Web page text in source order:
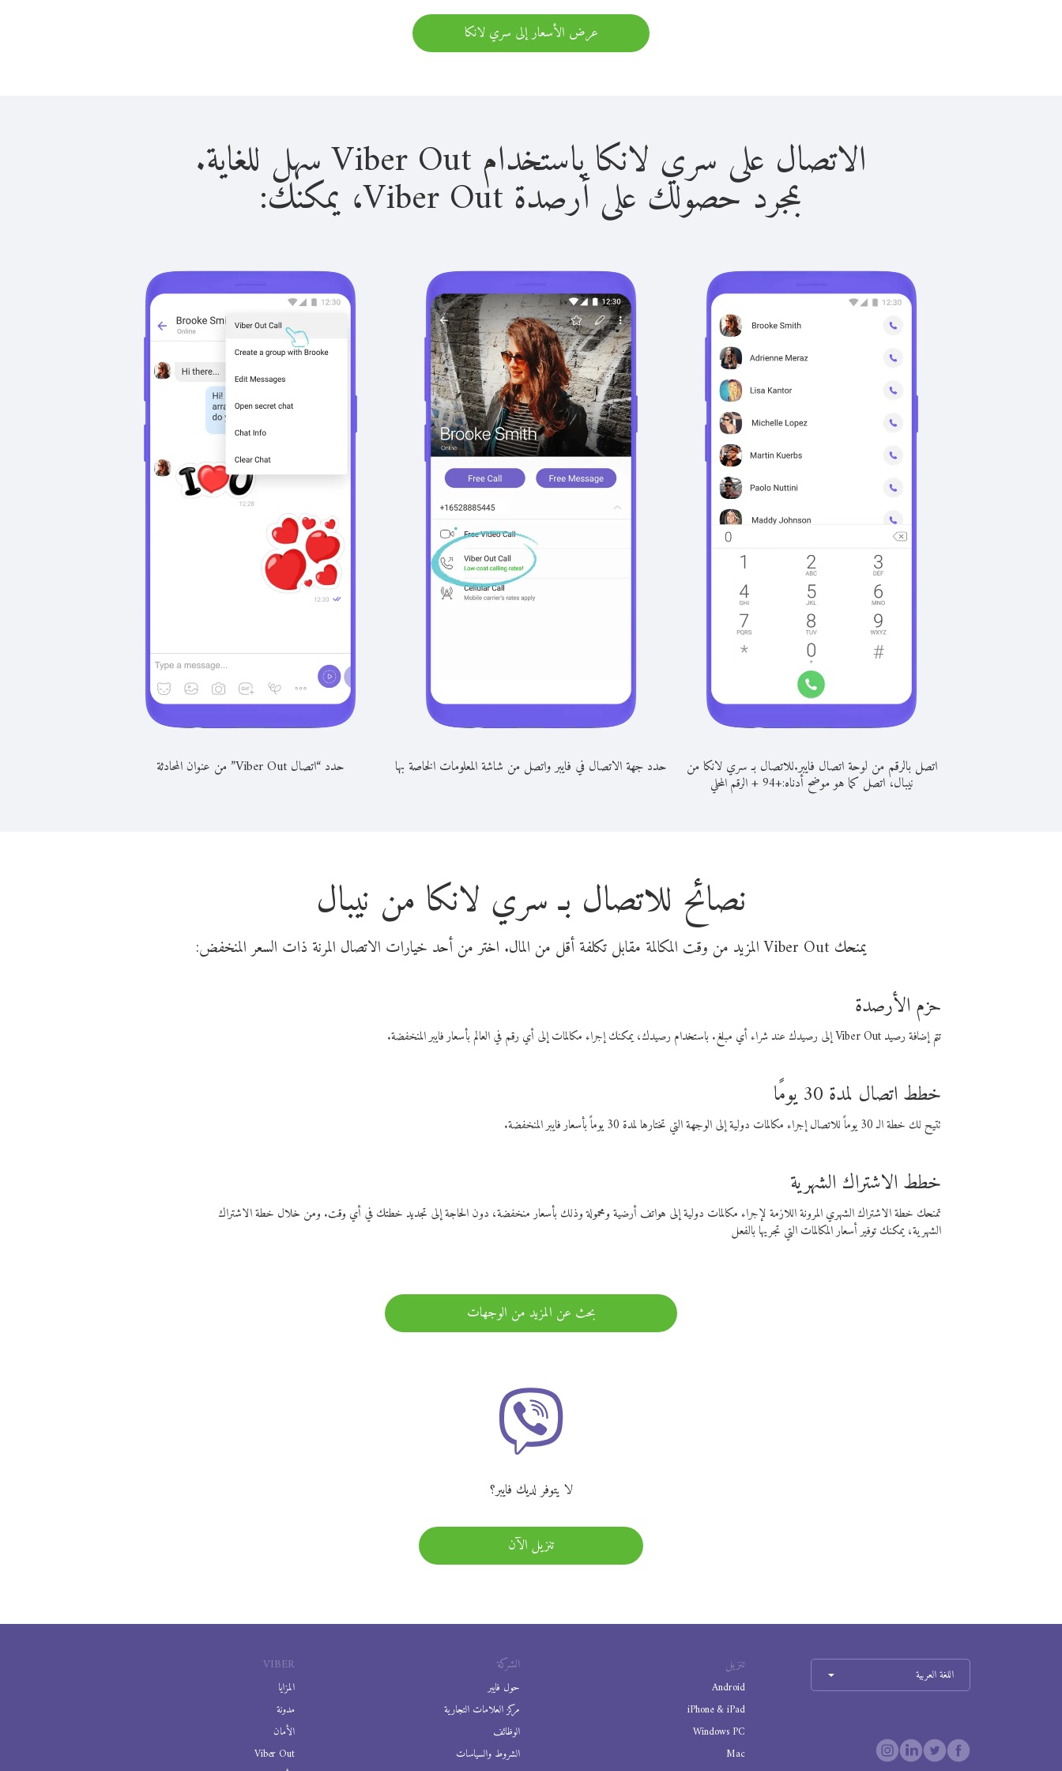
عرض الأسعار إلى سري لانكا
الاتصال على سري لانكا باستخدام Viber Out سهل للغاية.
بمجرد حصولك على أرصدة Viber Out، يمكنك:
اتصل بالرقم من لوحة اتصال فايبر.للاتصال بـ سري لانكا من
نيبال، اتصل كما هو موضح أدناه:+
94
+الرقم المحلي
حدد جهة الاتصال في فايبر واتصل من شاشة المعلومات الخاصة بها حدد “اتصال Viber Out” من عنوان المحادثة
نصائح للاتصال بـ سري لانكا من نيبال
يمنحك Viber Out المزيد من وقت المكالمة مقابل تكلفة أقل من المال. اختر من أحد خيارات الاتصال المرنة ذات السعر المنخفض:
حزم الأرصدة
تتم إضافة رصيد Viber Out إلى رصيدك عند شراء أي مبلغ. باستخدام رصيدك، يمكنك إجراء مكالمات إلى أي رقم في العالم بأسعار فايبر المنخفضة.
خطط اتصال لمدة 30 يومًا
تتيح لك خطة الـ 30 يوماً للاتصال إجراء مكالمات دولية إلى الوجهة التي تختارها لمدة 30 يوماً بأسعار فايبر المنخفضة.
خطط الاشتراك الشهرية
تمنحك خطة الاشتراك الشهري المرونة اللازمة لإجراء مكالمات دولية إلى هواتف أرضية ومحمولة وذلك بأسعار منخفضة، دون الحاجة إلى تجديد خطتك في أي وقت. ومن خلال خطة الاشتراك
الشهرية، يمكنك توفير أسعار المكالمات التي تجريها بالفعل
بحث عن المزيد من الوجهات
لا يتوفر لديك فايبر؟
تنزيل الآن
VIBER
المزايا
مدونة
الأمان
Viber Out
الشركة
حول فايبر
مركز العلامات التجارية
الوظائف
الشروط والسياسات
تنزيل
Android
iPhone & iPad
Windows PC
Mac
اللغة العربية